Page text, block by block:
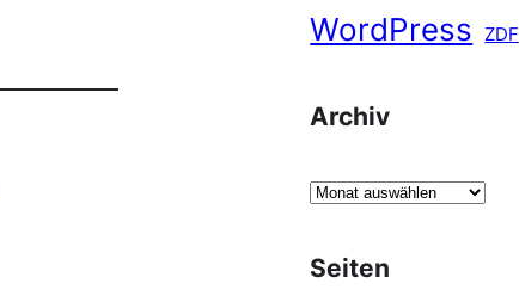
WordPress ZDF
Archiv
A
h
Seiten